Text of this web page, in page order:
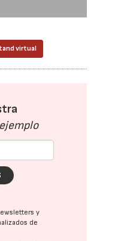
virtual
y
de